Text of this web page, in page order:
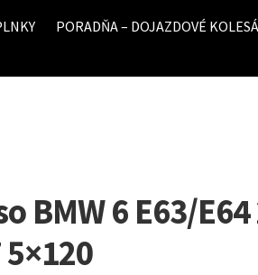
PORADŇA – DOJAZDOVÉ KOLESÁ
BMW 6 E63/